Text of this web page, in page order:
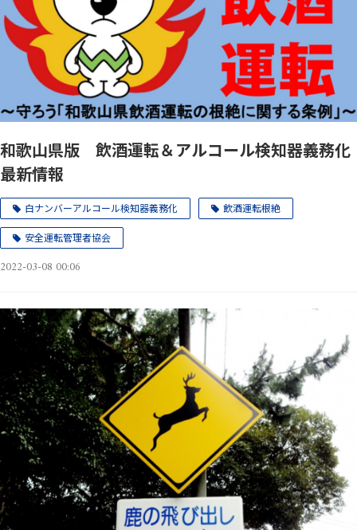
和歌山県版 飲酒運転＆アルコール検知器義務化
最新情報
白ナンバーアルコール検知器義務化 飲酒運転根絶
安全運転管理者協会
2022-03-08 00:06